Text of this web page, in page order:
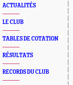
ACTUALITÉS
LE CLUB
TABLES DE COTATION
RÉSULTATS
RECORDS DU CLUB